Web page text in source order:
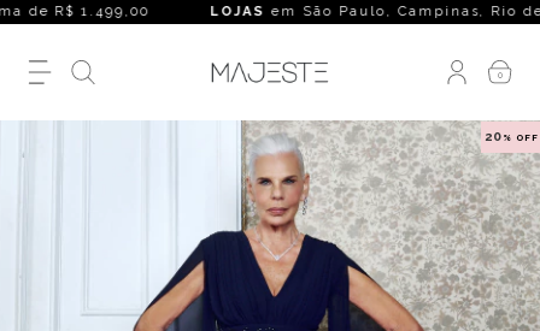
R$ 1.499,00 LOJASem São Paulo, Campinas, Rio de
0
20 % OFF